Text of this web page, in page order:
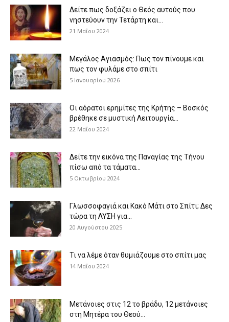
Δείτε πως δοξάζει ο Θεός αυτούς που
νηστεύουν την Τετάρτη και...
21 Μαΐου 2024
Μεγάλος Αγιασμός: Πως τον πίνουμε και
πως τον φυλάμε στο σπίτι
5 Ιανουαρίου 2026
Οι αόρατοι ερημίτες της Κρήτης – Βοσκός
βρέθηκε σε μυστική Λειτουργία...
22 Μαΐου 2024
Δείτε την εικόνα της Παναγίας της Τήνου
πίσω από τα τάματα...
5 Οκτωβρίου 2024
Γλωσσοφαγιά και Κακό Μάτι στο Σπίτι; Δες
τώρα τη ΛΥΣΗ για...
20 Αυγούστου 2025
Τι να λέμε όταν θυμιάζουμε στο σπίτι μας
14 Μαΐου 2024
Μετάνοιες στις 12 το βράδυ, 12 μετάνοιες
στη Μητέρα του Θεού...